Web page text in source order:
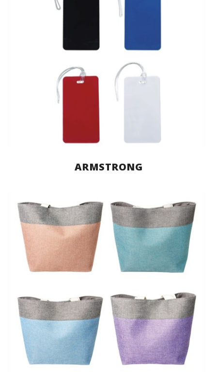
ARMSTRONG